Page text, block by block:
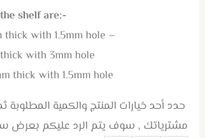
-:Blocks available off the shelf are
– Carbon Steel, 12.5mm thick with 1.5mm hole
with 3mm hole
thick with 1.5mm hole
حدد أحد خيارات المنتج والكمية
مشترياتك , سوف يتم الرد عليكم بعرض